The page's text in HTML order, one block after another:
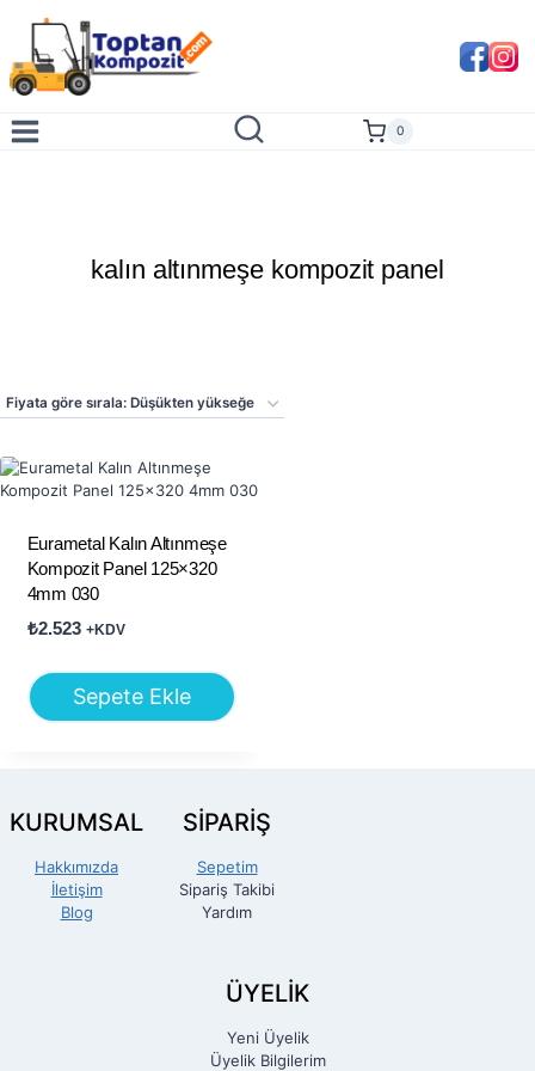
content
0
kalın altınmeşe kompozit panel
Eurametal Kalın Altınmeşe
Kompozit Panel 125×320
4mm 030
₺2.523 +KDV
Sepete Ekle
KURUMSAL
Hakkımızda
İletişim
Blog
SİPARİŞ
Sepetim
Sipariş Takibi
Yardım
ÜYELİK
Yeni Üyelik
Üyelik Bilgilerim